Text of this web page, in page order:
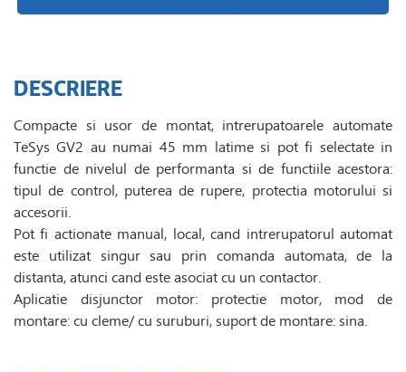
DESCRIERE
Compacte si usor de montat, intrerupatoarele automate
TeSys GV2 au numai 45 mm latime si pot fi selectate in
functie de nivelul de performanta si de functiile acestora:
tipul de control, puterea de rupere, protectia motorului si
accesorii.
Pot fi actionate manual, local, cand intrerupatorul automat
este utilizat singur sau prin comanda automata, de la
distanta, atunci cand este asociat cu un contactor.
Aplicatie disjunctor motor: protectie motor, mod de
montare: cu cleme/ cu suruburi, suport de montare: sina.